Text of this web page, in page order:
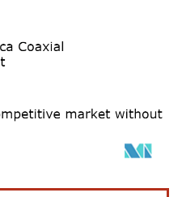
CC BY 4.0の表示が必要です。